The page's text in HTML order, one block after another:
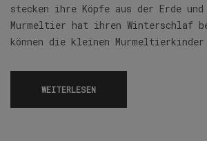
stecken ihre Köpfe aus der Erde
Murmeltier hat ihren Winterschlaf
können die kleinen
WEITERLESEN